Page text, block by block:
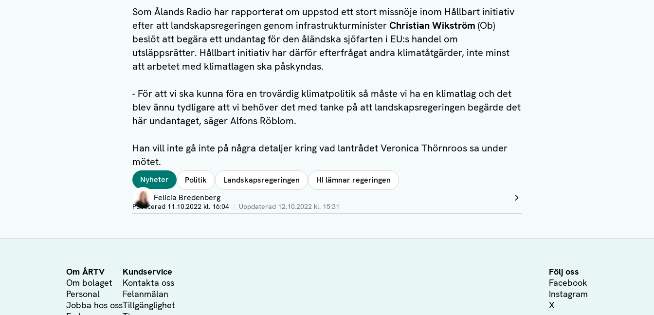
Som Ålands Radio har rapporterat om uppstod ett stort missnöje inom Hållbart initiativ
efter att landskapsregeringen genom infrastrukturministerChristian Wikström (Ob)
beslöt att begära ett undantag för den åländska sjöfarten i EU:s handel om
utsläppsrätter. Hållbart initiativ har därför efterfrågat andra klimatåtgärder, inte minst
att arbetet med klimatlagen ska påskyndas.
- För att vi ska kunna föra en trovärdig klimatpolitik så måste vi ha en klimatlag och det
blev ännu tydligare att vi behöver det med tanke på att landskapsregeringen begärde det
här undantaget, säger Alfons Röblom.
Han vill inte gå inte på några detaljer kring vad lantrådet Veronica Thörnroos sa under
mötet.
TaggarNyheter Politik Landskapsregeringen HI lämnar regeringen
Författare
Felicia Bredenberg
Visa profil
Publicerad 11.10.2022 kl. 16:04 Uppdaterad 12.10.2022 kl. 15:31
Om ÅRTV
Om bolaget
Personal
Jobba hos oss
Kundservice
Kontakta oss
Felanmälan
Tillgänglighet
Följ oss
Facebook
Instagram
X